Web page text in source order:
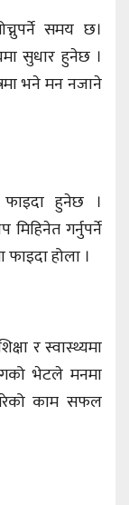
समय छ।
सुधार हुनेछ ।
भने मन नजाने
हुनेछ ।
मिहिनेत गर्नुपर्ने
होला ।
र स्वास्थ्यमा
भेटले मनमा
काम सफल